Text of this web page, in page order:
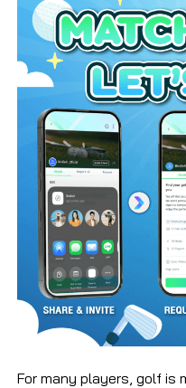
For many players, golf is